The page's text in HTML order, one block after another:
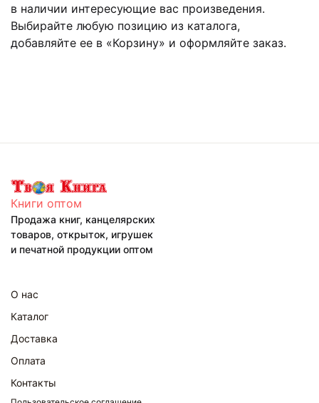
в наличии интересующие вас произведения.
Выбирайте любую позицию из каталога,
добавляйте ее в «Корзину» и оформляйте заказ.
Книги оптом
Продажа книг, канцелярских
товаров, открыток, игрушек
и печатной продукции оптом
О нас
Каталог
Доставка
Оплата
Контакты